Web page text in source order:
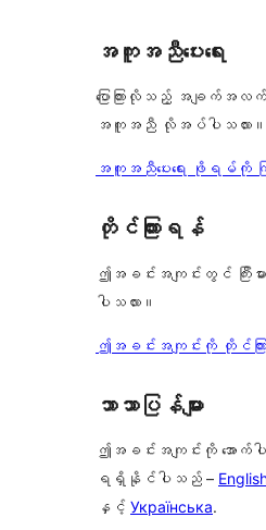
အကူအညီပေးရေး
ပြောကြားလိုသည့် အချက်အလက်မ
အကူအညီ လိုအပ်ပါသလား။
အကူအညီပေးရေး ဖိုရမ်ကို
တိုင်ကြားရန်
ဤအခင်းအကျင်းတွင် ကြီးမားသ
ပါသလား။
ဤအခင်းအကျင်းကို တိုင်ကြ
ဘာသာပြန်များ
ဤအခင်းအကျင်းကို အောက်ပါ ဘ
ရရှိနိုင်ပါသည် –
နှင့် Українська.